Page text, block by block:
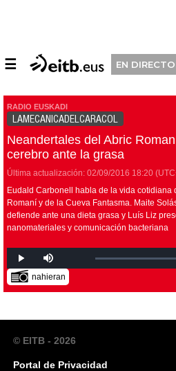
☰ EN DIRECTO
RADIO EUSKADI
LAMECANICADELCARACOL
Neandertales del Abric
cerebro ante la grasa
Última actualización: 02/09/2016 18:20
Eudald Carbonell habla de la vida cotidiana
Romaní y de la Cueva Fantasma. Maite
defiende ante una dieta grasa y Luís Liz
nanomateriales y comunicación bacteriana
nahieran
© EITB - 2026
Portal de Privacidad